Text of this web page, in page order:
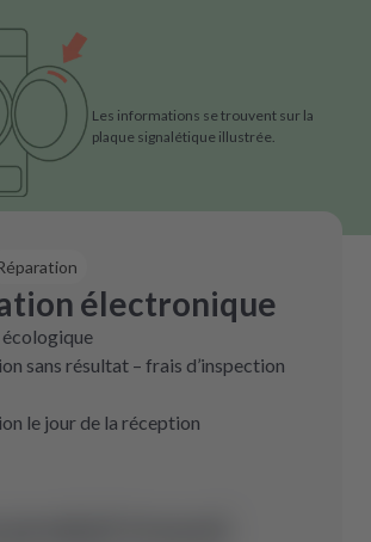
Les informations se trouvent sur la
plaque signalétique illustrée.
électronique
sans résultat – frais d’inspection
le jour de la réception